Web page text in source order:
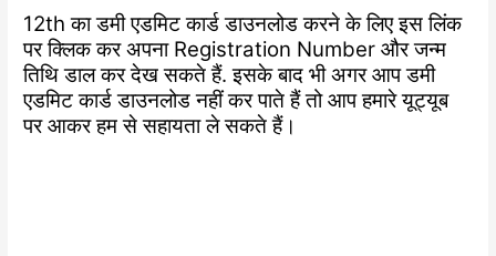
12th का डमी एडमिट कार्ड डाउनलोड करने के लिए इस लिंक
पर क्लिक कर अपना Registration Number और जन्म
तिथि डाल कर देख सकते हैं. इसके बाद भी अगर आप डमी
एडमिट कार्ड डाउनलोड नहीं कर पाते हैं तो आप हमारे यूट्यूब
पर आकर हम से सहायता ले सकते हैं।